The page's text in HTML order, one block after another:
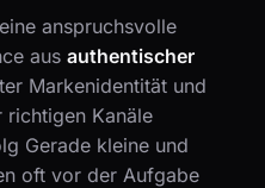
anspruchsvolle
aus authentischer
Markenidentität und
richtigen Kanäle
Gerade kleine und
oft vor der Aufgabe